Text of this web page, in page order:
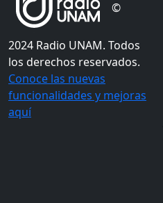
©
2024 Radio UNAM. Todos
los derechos reservados.
Conoce las nuevas
funcionalidades y mejoras
aquí